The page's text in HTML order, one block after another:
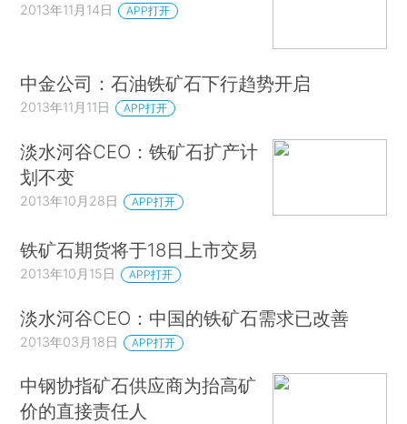
2013年11月14日 APP打开
中金公司：石油铁矿石下行趋势开启
2013年11月11日 APP打开
淡水河谷CEO：铁矿石扩产计
划不变
2013年10月28日 APP打开
铁矿石期货将于18日上市交易
2013年10月15日 APP打开
淡水河谷CEO：中国的铁矿石需求已改善
2013年03月18日 APP打开
中钢协指矿石供应商为抬高矿
价的直接责任人